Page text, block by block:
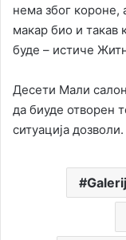
нема због короне,
макар био и такав
буде – истиче
Десети Мали
да биуде отворен
ситуација дозволи.